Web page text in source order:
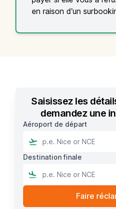
en raison d'un
Saisissez les
demandez une
Aéroport de départ
Destination finale